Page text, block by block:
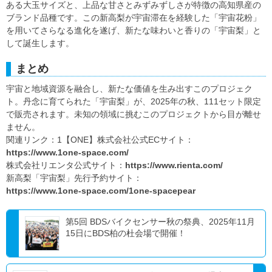
ある大玉サイズと、上品な甘さとみずみずしさが特徴の高知県産の
ブランド品種です。この新高梨が宇宙滞在を経験した「宇宙花粉」
を用いてさらなる進化を遂げ、新たな味わいと香りの「宇宙梨」と
して誕生します。
まとめ
宇宙と地域資源を融合し、新たな価値を生み出すこのプロジェク
ト。丹念に育てられた「宇宙梨」が、2025年の秋、111セット限定
で販売されます。未知の領域に挑むこのプロジェクトから目が離せ
ません。
関連リンク：1【ONE】株式会社公式ECサイト：
https://www.1one-space.com/
株式会社リエンタ公式サイト： https://www.rienta.com/
新高梨「宇宙梨」先行予約サイト：
https://www.1one-space.com/1one-spacepear
第5回 BDSバイクセンサー秋の祭典、2025年11月
15日にBDS柏の杜会場で開催！